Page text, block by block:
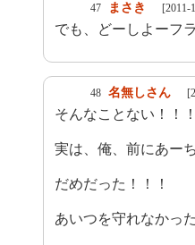
47 まさき [2011-
でも、どーしよーフ
48 名無しさん
そんなことない！！！
実は、俺、前にあー
だめだった！！！
あいつを守れなかっ